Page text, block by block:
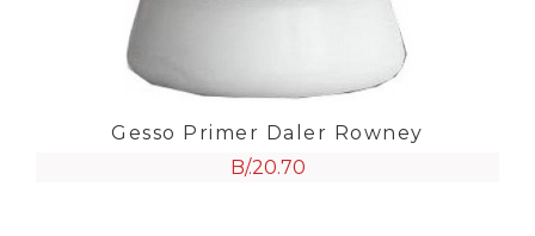
Gesso Primer Daler Rowney
B/.20.70